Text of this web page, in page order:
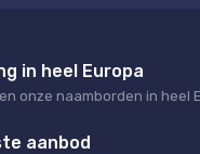
in heel Europa
onze naamborden in heel
aanbod